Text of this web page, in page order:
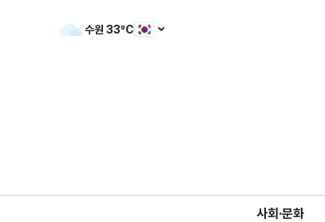
수원 33ºC
사회·문화